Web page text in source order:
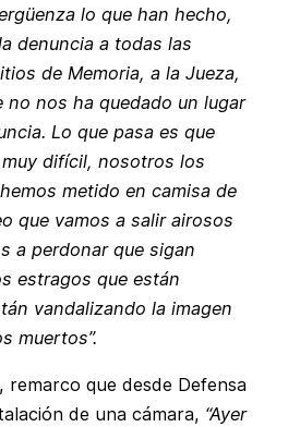
lo que han hecho,
denuncia a todas las
de Memoria, a la Jueza,
no nos ha quedado un lugar
Lo que pasa es que
difícil, nosotros los
metido en camisa de
que vamos a salir airosos
a perdonar que sigan
estragos que están
vandalizando la imagen
muertos”.
remarco que desde Defensa
de una cámara, “Ayer